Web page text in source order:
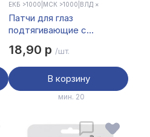
ЕКБ >1000 МСК >1000 ВЛД ×
Патчи для глаз
подтягивающие с
тм Sadoer, 1 пара х 7,5гр
18,90 р /шт.
В корзину
мин. 20